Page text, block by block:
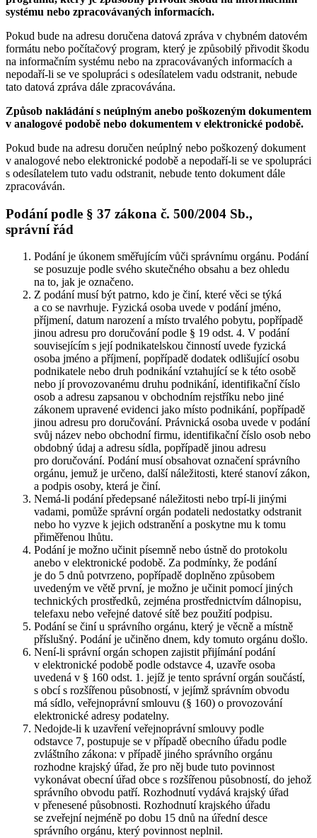
systému nebo zpracovávaných informacích.
Pokud bude na adresu doručena datová zpráva v chybném datovém
formátu nebo počítačový program, který je způsobilý přivodit škodu
na informačním systému nebo na zpracovávaných informacích a
nepodaří-li se ve spolupráci s odesílatelem vadu odstranit, nebude
tato datová zpráva dále zpracovávána.
Způsob nakládání s neúplným anebo poškozeným dokumentem
v analogové podobě nebo dokumentem v elektronické podobě.
Pokud bude na adresu doručen neúplný nebo poškozený dokument
v analogové nebo elektronické podobě a nepodaří-li se ve spolupráci
s odesílatelem tuto vadu odstranit, nebude tento dokument dále
zpracováván.
Podání podle § 37 zákona č. 500/2004 Sb.,
správní řád
Podání je úkonem směřujícím vůči správnímu orgánu. Podání
se posuzuje podle svého skutečného obsahu a bez ohledu
na to, jak je označeno.
Z podání musí být patrno, kdo je činí, které věci se týká
a co se navrhuje. Fyzická osoba uvede v podání jméno,
příjmení, datum narození a místo trvalého pobytu, popřípadě
jinou adresu pro doručování podle § 19 odst. 4. V podání
souvisejícím s její podnikatelskou činností uvede fyzická
osoba jméno a příjmení, popřípadě dodatek odlišující osobu
podnikatele nebo druh podnikání vztahující se k této osobě
nebo jí provozovanému druhu podnikání, identifikační číslo
osob a adresu zapsanou v obchodním rejstříku nebo jiné
zákonem upravené evidenci jako místo podnikání, popřípadě
jinou adresu pro doručování. Právnická osoba uvede v podání
svůj název nebo obchodní firmu, identifikační číslo osob nebo
obdobný údaj a adresu sídla, popřípadě jinou adresu
pro doručování. Podání musí obsahovat označení správního
orgánu, jemuž je určeno, další náležitosti, které stanoví zákon,
a podpis osoby, která je činí.
Nemá-li podání předepsané náležitosti nebo trpí-li jinými
vadami, pomůže správní orgán podateli nedostatky odstranit
nebo ho vyzve k jejich odstranění a poskytne mu k tomu
přiměřenou lhůtu.
Podání je možno učinit písemně nebo ústně do protokolu
anebo v elektronické podobě. Za podmínky, že podání
je do 5 dnů potvrzeno, popřípadě doplněno způsobem
uvedeným ve větě první, je možno je učinit pomocí jiných
technických prostředků, zejména prostřednictvím dálnopisu,
telefaxu nebo veřejné datové sítě bez použití podpisu.
Podání se činí u správního orgánu, který je věcně a místně
příslušný. Podání je učiněno dnem, kdy tomuto orgánu došlo.
Není-li správní orgán schopen zajistit přijímání podání
v elektronické podobě podle odstavce 4, uzavře osoba
uvedená v § 160 odst. 1. jejíž je tento správní orgán součástí,
s obcí s rozšířenou působností, v jejímž správním obvodu
má sídlo, veřejnoprávní smlouvu (§ 160) o provozování
elektronické adresy podatelny.
Nedojde-li k uzavření veřejnoprávní smlouvy podle
odstavce 7, postupuje se v případě obecního úřadu podle
zvláštního zákona: v případě jiného správního orgánu
rozhodne krajský úřad, že pro něj bude tuto povinnost
vykonávat obecní úřad obce s rozšířenou působností, do jehož
správního obvodu patří. Rozhodnutí vydává krajský úřad
v přenesené působnosti. Rozhodnutí krajského úřadu
se zveřejní nejméně po dobu 15 dnů na úřední desce
správního orgánu, který povinnost neplnil.